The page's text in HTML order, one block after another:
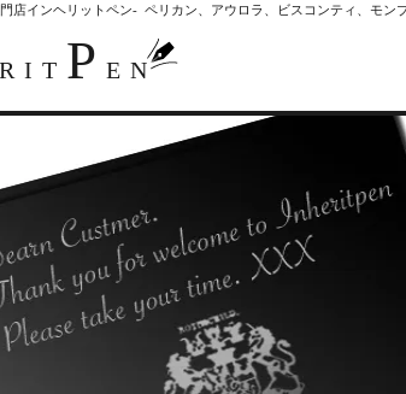
店インヘリットペン- ペリカン、アウロラ、ビスコンティ、モ
P EN